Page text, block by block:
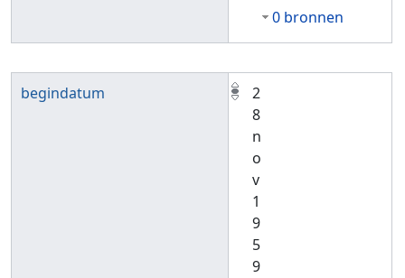
0 bronnen
begindatum
2
8
n
o
v
1
9
5
9